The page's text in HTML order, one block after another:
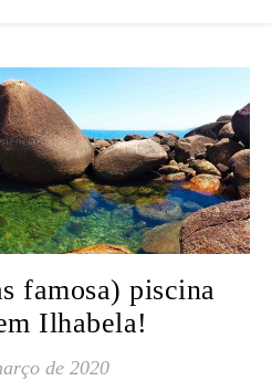
famosa) piscina
Ilhabela!
de 2020